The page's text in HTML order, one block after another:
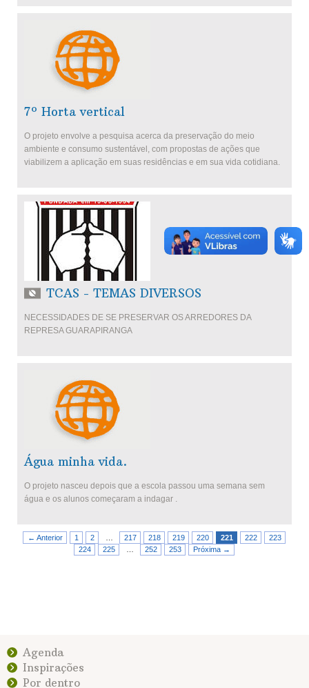
7º Horta vertical
O projeto envolve a pesquisa acerca da preservação do meio
ambiente e consumo sustentável, com propostas de ações que
viabilizem a aplicação em suas residências e em sua vida cotidiana.
TCAS - TEMAS DIVERSOS
NECESSIDADES DE SE PRESERVAR OS ARREDORES DA
REPRESA GUARAPIRANGA
Água minha vida.
O projeto nasceu depois que a escola passou uma semana sem
água e os alunos começaram a indagar .
← Anterior 1 2 217 218 219 220 221 222
223
224
225 252 253 Próxima →
Agenda
Inspirações
Por dentro